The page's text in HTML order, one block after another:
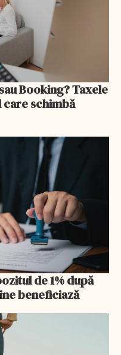
Booking? Taxele
schimbă
de 1% după
beneficiază